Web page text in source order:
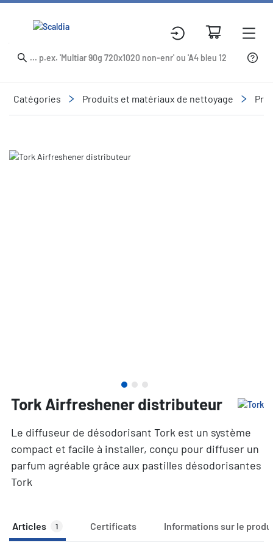
Catégories Produits et matériaux de nettoyage
Slide 1 of 3
Tork Airfreshener distributeur
Le diffuseur de désodorisant Tork est un système
compact et facile à installer, conçu pour diffuser un
parfum agréable grâce aux pastilles désodorisantes
Tork
Articles 1 Certificats Informations sur le